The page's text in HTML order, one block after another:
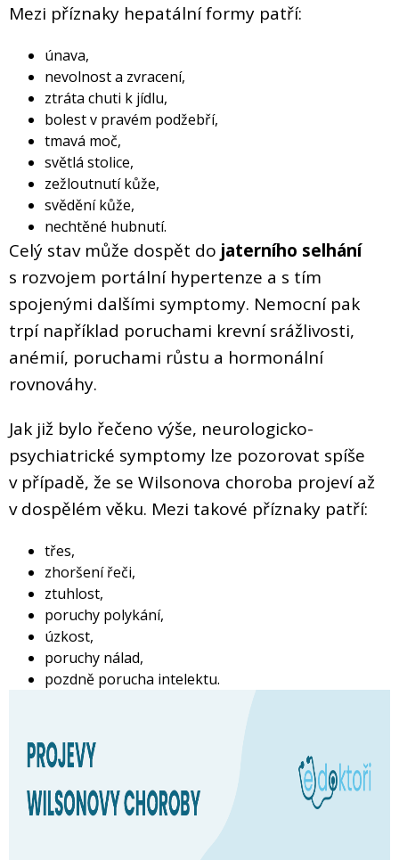
Mezi příznaky hepatální formy patří:
únava,
nevolnost a zvracení,
ztráta chuti k jídlu,
bolest v pravém podžebří,
tmavá moč,
světlá stolice,
zežloutnutí kůže,
svědění kůže,
nechtěné hubnutí.
Celý stav může dospět do jaterního selhání
s rozvojem portální hypertenze a s tím
spojenými dalšími symptomy. Nemocní pak
trpí například poruchami krevní srážlivosti,
anémií, poruchami růstu a hormonální
rovnováhy.
Jak již bylo řečeno výše, neurologicko-
psychiatrické symptomy lze pozorovat spíše
v případě, že se Wilsonova choroba projeví až
v dospělém věku. Mezi takové příznaky patří:
třes,
zhoršení řeči,
ztuhlost,
poruchy polykání,
úzkost,
poruchy nálad,
pozdně porucha intelektu.